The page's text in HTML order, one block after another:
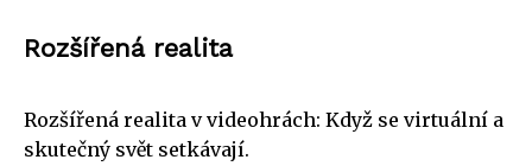
Rozšířená realita
Rozšířená realita v videohrách: Když se virtuální a
skutečný svět setkávají.